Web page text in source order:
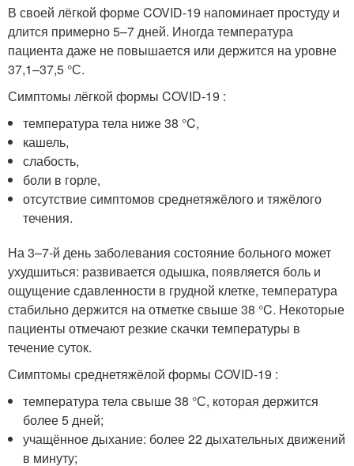
В своей лёгкой форме COVID-19 напоминает простуду и
длится примерно 5–7 дней. Иногда температура
пациента даже не повышается или держится на уровне
37,1–37,5 °С.
Симптомы лёгкой формы COVID-19 :
температура тела ниже 38 °C,
кашель,
слабость,
боли в горле,
отсутствие симптомов среднетяжёлого и тяжёлого
течения.
На 3–7-й день заболевания состояние больного может
ухудшиться: развивается одышка, появляется боль и
ощущение сдавленности в грудной клетке, температура
стабильно держится на отметке свыше 38 °C. Некоторые
пациенты отмечают резкие скачки температуры в
течение суток.
Симптомы среднетяжёлой формы COVID-19 :
температура тела свыше 38 °С, которая держится
более 5 дней;
учащённое дыхание: более 22 дыхательных движений
в минуту;